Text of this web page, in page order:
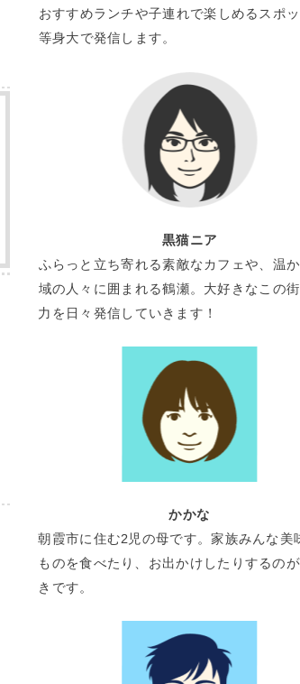
おすすめランチや子連れで楽しめるスポ
等身大で発信します。
黒猫ニア
ふらっと立ち寄れる素敵なカフェや、温
域の人々に囲まれる鶴瀬。大好きなこの
力を日々発信していきます！
かかな
朝霞市に住む2児の母です。家族みんな美
ものを食べたり、お出かけしたりするの
きです。